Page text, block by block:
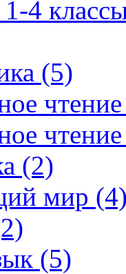
4
(5)
(2)
мир
(5)